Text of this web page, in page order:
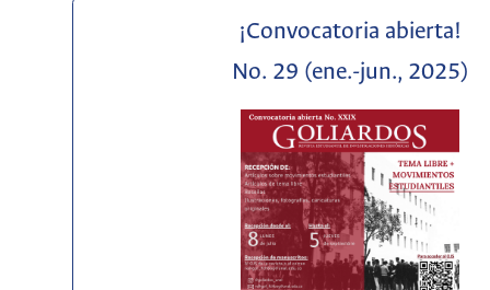
¡Convocatoria abierta!
No. 29 (ene.-jun., 2025)